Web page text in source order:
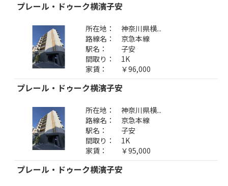
プレール・ドゥーク横濱子安
所在地：
神奈川県横...
路線名：
京急本線
駅名：
子安
間取り：
1K
家賃：
￥96,000
プレール・ドゥーク横濱子安
所在地：
神奈川県横...
路線名：
京急本線
駅名：
子安
間取り：
1K
家賃：
￥95,000
プレール・ドゥーク横濱子安